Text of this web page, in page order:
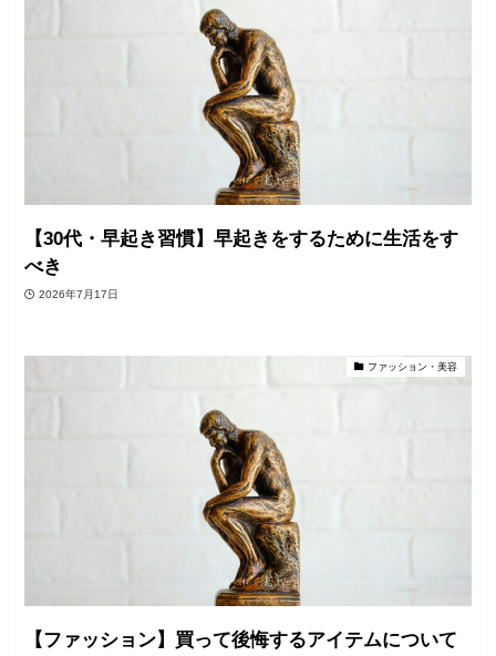
【30代・早起き習慣】早起きをするために生活をす
べき
2026年7月17日
ファッション・美容
【ファッション】買って後悔するアイテムについて